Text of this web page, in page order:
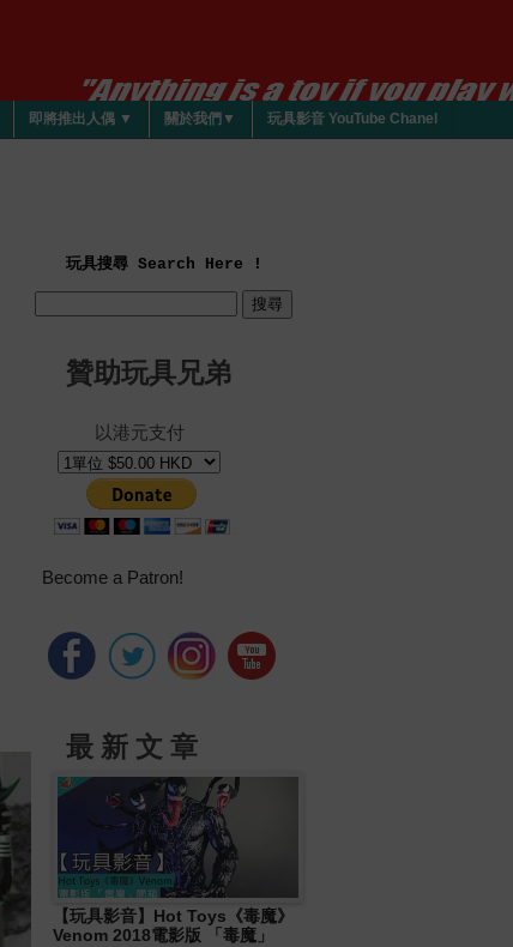
即將推出人偶 ▼ 關於我們▼ 玩具影音 YouTube Chanel
玩具搜尋 Search Here !
贊助玩具兄弟
以港元支付
Become a Patron!
最 新 文 章
【玩具影音】Hot Toys《毒魔》
Venom 2018電影版 「毒魔」